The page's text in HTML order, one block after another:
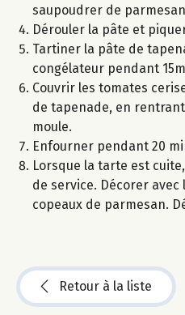
saupoudrer de
Dérouler la pâte et
Tartiner la pâte de
congélateur pendant
Couvrir les tomates
de tapenade, en
moule.
Enfourner pendant 20
Lorsque la tarte est
de service. Décorer
copeaux de parmesan.
Retour à la liste